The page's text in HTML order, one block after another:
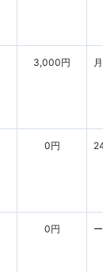
3,000円
0円
0円 ー